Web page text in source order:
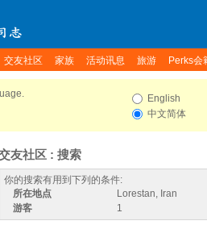
交友社区 家族 活动讯息 旅游 Perks会
English
中文简体
友社区 : 搜索
你的搜索有用到下列的条件:
所在地点
Lorestan, Iran
游客
1